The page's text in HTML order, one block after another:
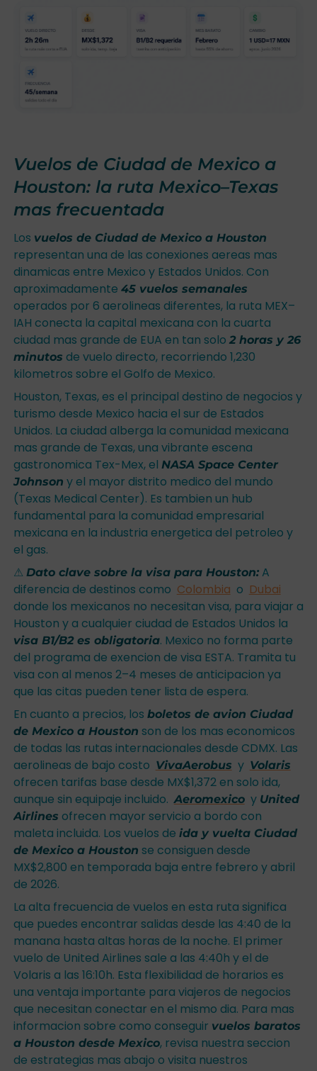
Vuelos de Ciudad de Mexico a
Houston: la ruta Mexico–Texas
mas frecuentada
Los vuelos de Ciudad de Mexico a Houston
representan una de las conexiones aereas mas
dinamicas entre Mexico y Estados Unidos. Con
aproximadamente 45 vuelos semanales
operados por 6 aerolineas diferentes, la ruta MEX–
IAH conecta la capital mexicana con la cuarta
ciudad mas grande de EUA en tan solo 2 horas y 26
minutos de vuelo directo, recorriendo 1,230
kilometros sobre el Golfo de Mexico.
Houston, Texas, es el principal destino de negocios y
turismo desde Mexico hacia el sur de Estados
Unidos. La ciudad alberga la comunidad mexicana
mas grande de Texas, una vibrante escena
gastronomica Tex-Mex, el NASA Space Center
Johnson y el mayor distrito medico del mundo
(Texas Medical Center). Es tambien un hub
fundamental para la comunidad empresarial
mexicana en la industria energetica del petroleo y
el gas.
⚠ Dato clave sobre la visa para Houston:A
diferencia de destinos como Colombia o Dubai
donde los mexicanos no necesitan visa, para viajar a
Houston y a cualquier ciudad de Estados Unidos la
visa B1/B2 es obligatoria. Mexico no forma parte
del programa de exencion de visa ESTA. Tramita tu
visa con al menos 2–4 meses de anticipacion ya
que las citas pueden tener lista de espera.
En cuanto a precios, los boletos de avion Ciudad
de Mexico a Houston son de los mas economicos
de todas las rutas internacionales desde CDMX. Las
aerolineas de bajo costo VivaAerobus y Volaris
ofrecen tarifas base desde MX$1,372 en solo ida,
aunque sin equipaje incluido. Aeromexico y United
Airlines ofrecen mayor servicio a bordo con
maleta incluida. Los vuelos de ida y vuelta Ciudad
de Mexico a Houston se consiguen desde
MX$2,800 en temporada baja entre febrero y abril
de 2026.
La alta frecuencia de vuelos en esta ruta significa
que puedes encontrar salidas desde las 4:40 de la
manana hasta altas horas de la noche. El primer
vuelo de United Airlines sale a las 4:40h y el de
Volaris a las 16:10h. Esta flexibilidad de horarios es
una ventaja importante para viajeros de negocios
que necesitan conectar en el mismo dia. Para mas
informacion sobre como conseguir vuelos baratos
a Houston desde Mexico, revisa nuestra seccion
de estrategias mas abajo o visita nuestros